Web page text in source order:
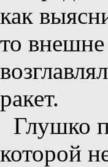
как
то
ракет.
Глушко
которой